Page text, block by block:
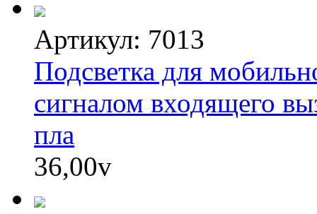
Артикул: 7013
Подсветка для
сигналом входящего
пла
36,00v